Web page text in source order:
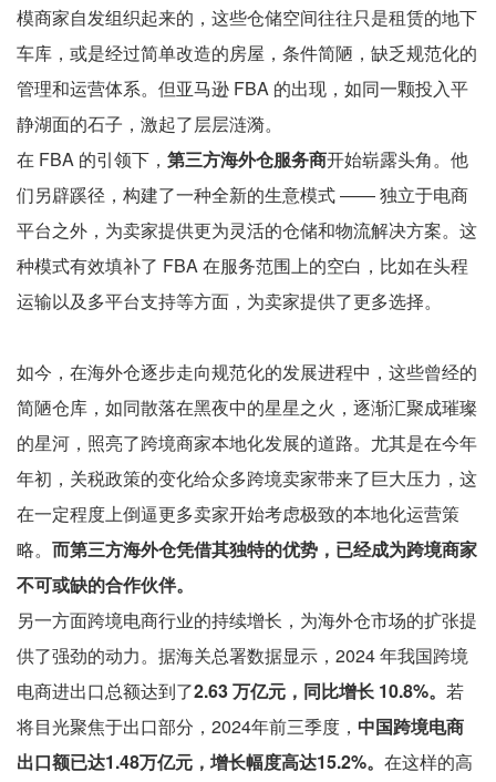
模商家自发组织起来的，这些仓储空间往往只是租赁的地下
车库，或是经过简单改造的房屋，条件简陋，缺乏规范化的
管理和运营体系。但亚马逊 FBA 的出现，如同一颗投入平
静湖面的石子，激起了层层涟漪。
在 FBA 的引领下， 第三方海外仓服务商开始崭露头角。他
们另辟蹊径，构建了一种全新的生意模式 —— 独立于电商
平台之外，为卖家提供更为灵活的仓储和物流解决方案。这
种模式有效填补了 FBA 在服务范围上的空白，比如在头程
运输以及多平台支持等方面，为卖家提供了更多选择。
如今，在海外仓逐步走向规范化的发展进程中，这些曾经的
简陋仓库，如同散落在黑夜中的星星之火，逐渐汇聚成璀璨
的星河，照亮了跨境商家本地化发展的道路。尤其是在今年
年初，关税政策的变化给众多跨境卖家带来了巨大压力，这
在一定程度上倒逼更多卖家开始考虑极致的本地化运营策
略。 而第三方海外仓凭借其独特的优势，已经成为跨境商家
不可或缺的合作伙伴。
另一方面跨境电商行业的持续增长，为海外仓市场的扩张提
供了强劲的动力。据海关总署数据显示，2024 年我国跨境
电商进出口总额达到了2.63 万亿元，同比增长 10.8%。 若
将目光聚焦于出口部分，2024年前三季度， 中国跨境电商
出口额已达1.48万亿元，增长幅度高达15.2%。 在这样的高